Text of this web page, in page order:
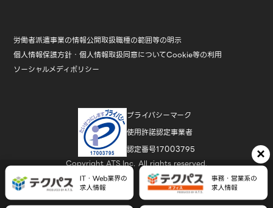
労働者派遣事業の情報公開取扱職種の範囲等の明示
個人情報保護方針・個人情報取扱同意についてCookie等の利用
ソーシャルメディポリシー
プライバシーマーク
使用許諾認定事業者
認定番号17003795
Copyright ATS,Inc. All rights reserved.
×